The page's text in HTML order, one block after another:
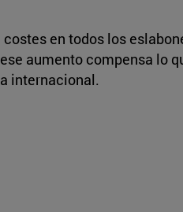
en todos los
aumento compensa lo
internacional.